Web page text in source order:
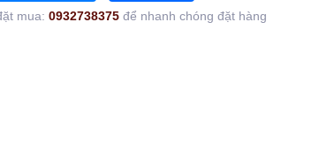
mua: 0932738375 để nhanh chóng đặt hàng